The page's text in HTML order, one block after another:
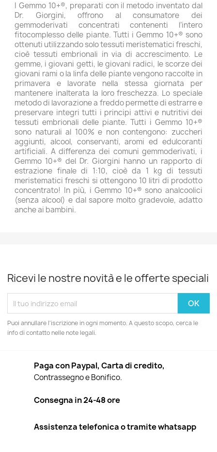
I Gemmo 10+®, preparati con il metodo inventato dal
Dr. Giorgini, offrono al consumatore dei
gemmoderivati concentrati contenenti l’intero
fitocomplesso delle piante. Tutti i Gemmo 10+® sono
ottenuti utilizzando solo tessuti meristematici freschi,
cioè tessuti embrionali in via di accrescimento. Le
gemme, i giovani getti, le giovani radici, le scorze dei
giovani rami o la linfa delle piante vengono raccolte in
primavera e lavorate nella stessa giornata per
mantenere inalterata la loro freschezza. Lo speciale
metodo di lavorazione a freddo permette di estrarre e
preservare integri tutti i principi attivi e nutritivi dei
tessuti embrionali delle piante. Tutti i Gemmo 10+®
sono naturali al 100% e non contengono: zuccheri
aggiunti, alcool, conservanti, aromi ed edulcoranti
artificiali. A differenza dei comuni gemmoderivati, i
Gemmo 10+® del Dr. Giorgini hanno un rapporto di
estrazione finale di 1:10, cioè da 1 kg di tessuti
meristematici freschi si ottengono 10 litri di prodotto
concentrato! In più, i Gemmo 10+® sono analcoolici
(senza alcool) e dal sapore molto gradevole, adatto
anche ai bambini.
Ricevi le nostre novità e le offerte speciali
Puoi annullare l'iscrizione in ogni momento. A questo scopo, cerca le
info di contatto nelle note legali.
Paga con Paypal, Carta di credito,
Contrassegno e Bonifico.
Consegna in 24-48 ore
Assistenza telefonica o tramite whatsapp